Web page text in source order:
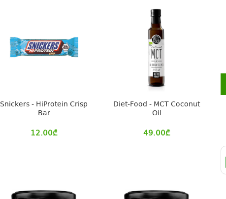
Snickers - HiProtein Crisp
Bar
12.00₾
Diet-Food - MCT Coconut
Oil
49.00₾